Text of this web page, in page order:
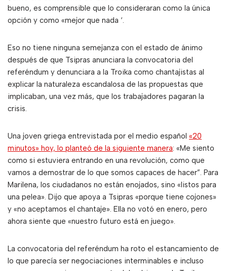
bueno, es comprensible que lo consideraran como la única
opción y como «mejor que nada ‘.
Eso no tiene ninguna semejanza con el estado de ánimo
después de que Tsipras anunciara la convocatoria del
referéndum y denunciara a la Troika como chantajistas al
explicar la naturaleza escandalosa de las propuestas que
implicaban, una vez más, que los trabajadores pagaran la
crisis.
Una joven griega entrevistada por el medio español «20
minutos» hoy, lo planteó de la siguiente manera: «Me siento
como si estuviera entrando en una revolución, como que
vamos a demostrar de lo que somos capaces de hacer”. Para
Marilena, los ciudadanos no están enojados, sino «listos para
una pelea». Dijo que apoya a Tsipras «porque tiene cojones»
y «no aceptamos el chantaje». Ella no votó en enero, pero
ahora siente que «nuestro futuro está en juego».
La convocatoria del referéndum ha roto el estancamiento de
lo que parecía ser negociaciones interminables e incluso